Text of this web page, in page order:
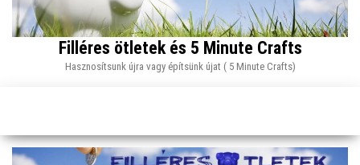
Filléres ötletek és 5 Minute Crafts
Hasznosítsunk újra vagy építsünk újat ( 5 Minute Crafts)